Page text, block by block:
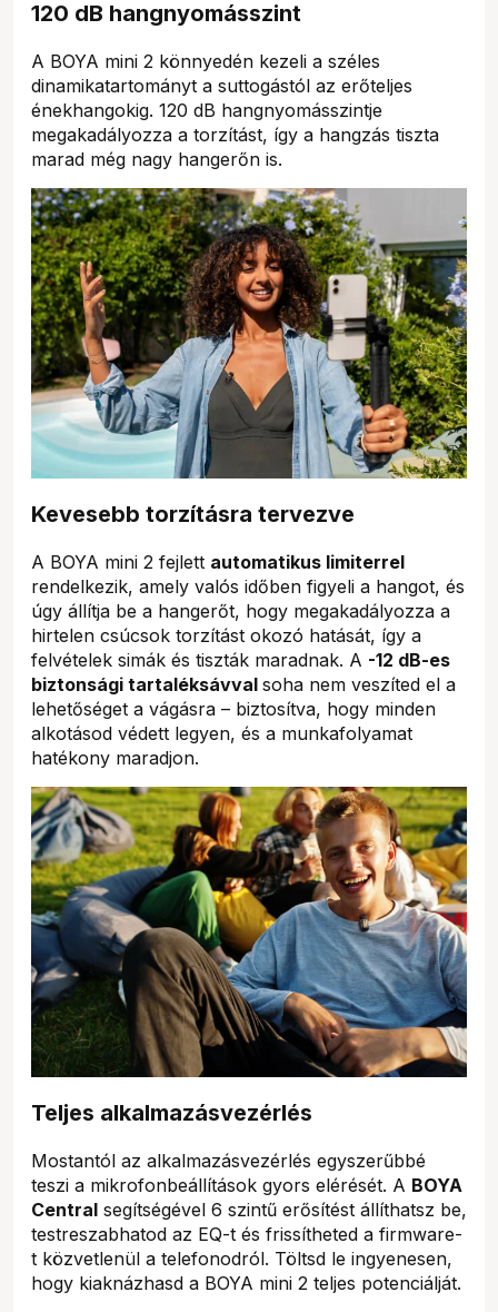
120 dB hangnyomásszint
A BOYA mini 2 könnyedén kezeli a széles
dinamikatartományt a suttogástól az erőteljes
énekhangokig. 120 dB hangnyomásszintje
megakadályozza a torzítást, így a hangzás tiszta
marad még nagy hangerőn is.
Kevesebb torzításra tervezve
A BOYA mini 2 fejlett automatikus limiterrel
rendelkezik, amely valós időben figyeli a hangot, és
úgy állítja be a hangerőt, hogy megakadályozza a
hirtelen csúcsok torzítást okozó hatását, így a
felvételek simák és tiszták maradnak. A -12 dB-es
biztonsági tartaléksávval soha nem veszíted el a
lehetőséget a vágásra – biztosítva, hogy minden
alkotásod védett legyen, és a munkafolyamat
hatékony maradjon.
Teljes alkalmazásvezérlés
Mostantól az alkalmazásvezérlés egyszerűbbé
teszi a mikrofonbeállítások gyors elérését. A BOYA
Central segítségével 6 szintű erősítést állíthatsz be,
testreszabhatod az EQ-t és frissítheted a firmware-
t közvetlenül a telefonodról. Töltsd le ingyenesen,
hogy kiaknázhasd a BOYA mini 2 teljes potenciálját.